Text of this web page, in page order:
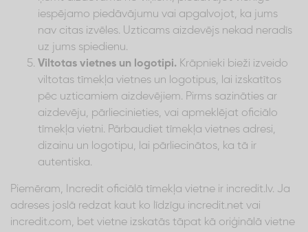
iespējamo piedāvājumu vai apgalvojot, ka jums
nav citas izvēles. Uzticams aizdevējs nekad neradīs
uz jums spiedienu.
Viltotas vietnes un logotipi. Krāpnieki bieži izveido
viltotas tīmekļa vietnes un logotipus, lai izskatītos
pēc uzticamiem aizdevējiem. Pirms sazināties ar
aizdevēju, pārliecinieties, vai apmeklējat oficiālo
tīmekļa vietni. Pārbaudiet tīmekļa vietnes adresi,
dizainu un logotipu, lai pārliecinātos, ka tā ir
autentiska.
Piemēram, Incredit oficiālā tīmekļa vietne ir incredit.lv. Ja
adreses joslā redzat kaut ko līdzīgu incredit.net vai
incredit.com, bet vietne izskatās tāpat kā oriģinālā vietne